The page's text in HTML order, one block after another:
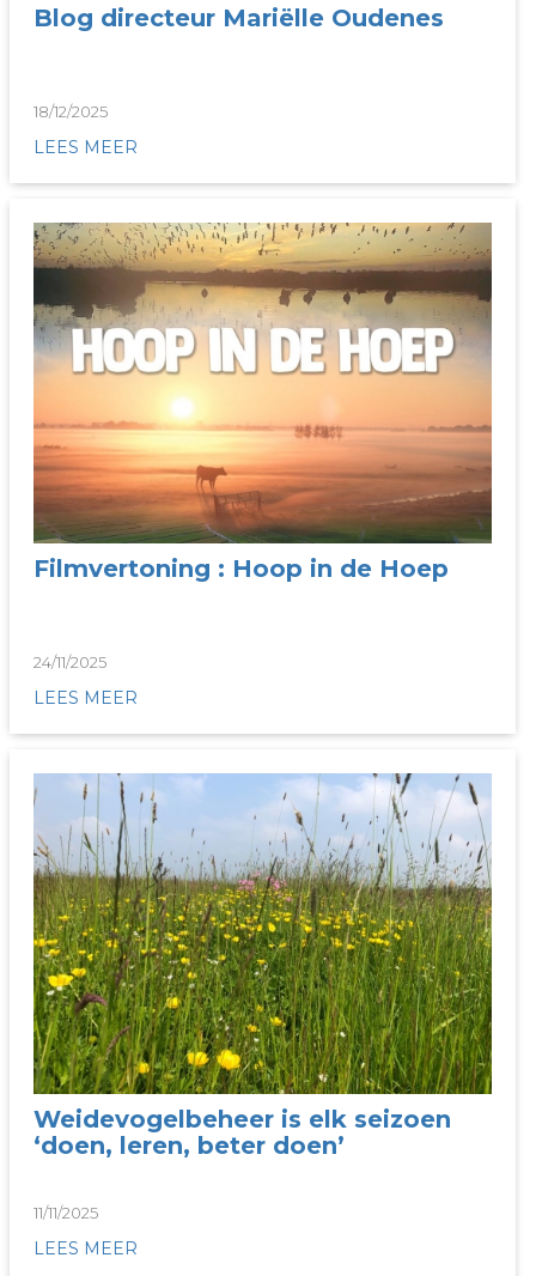
Blog directeur Mariëlle Oudenes
18/12/2025
LEES MEER
Filmvertoning : Hoop in de Hoep
24/11/2025
LEES MEER
Weidevogelbeheer is elk seizoen
‘doen, leren, beter doen’
11/11/2025
LEES MEER